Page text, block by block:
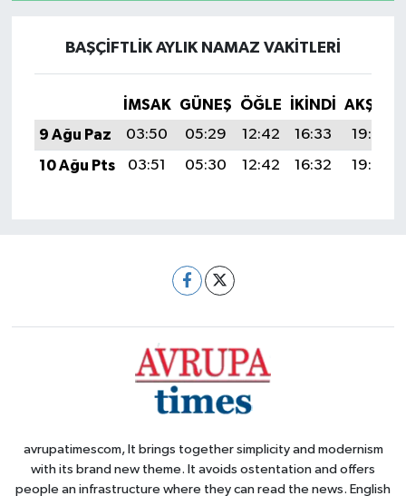
BAŞÇIFTLIK AYLIK NAMAZ VAKITLERI
İMSAK GÜNEŞ ÖĞLE İKINDI
AKŞAM
9 Ağu Paz
03:50 05:29 12:42 16:33
19:45
10 Ağu Pts
03:51 05:30 12:42 16:32 19:44
avrupatimescom, It brings together simplicity and modernism
with its brand new theme. It avoids ostentation and offers
people an infrastructure where they can read the news. English